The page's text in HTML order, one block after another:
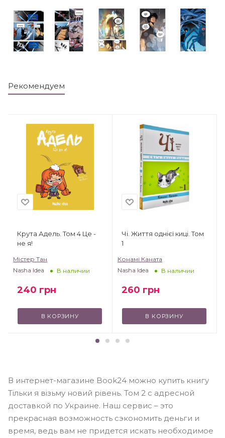
Рекомендуем
Крута Адель. Том 4 Це -
не я!
Містер Тан
Nasha Idea
В наличии
240 грн
В КОРЗИНУ
Чі. Життя однієї киці. Том
1
Конамі Каната
Nasha Idea
В наличии
260 грн
В КОРЗИНУ
В интернет-магазине Book24 можно купить книгу
Тільки я візьму новий рівень. Том 2 с адресной
доставкой по Украине. Наш сервис – это
прекрасная возможность сэкономить деньги и
время, ведь вам не придется искать необходимое